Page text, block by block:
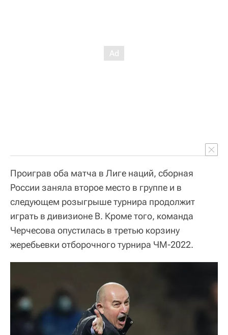
Проиграв оба матча в Лиге наций, сборная
России заняла второе место в группе и в
следующем розыгрыше турнира продолжит
играть в дивизионе B. Кроме того, команда
Черчесова опустилась в третью корзину
жеребьевки отборочного турнира ЧМ-2022.